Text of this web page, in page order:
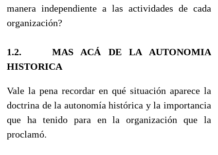
manera independiente a las actividades de cada
organización?
1.2. MAS ACÁ DE LA AUTONOMIA
HISTORICA
Vale la pena recordar en qué situación aparece la
doctrina de la autonomía histórica y la importancia
que ha tenido para en la organización que la
proclamó.